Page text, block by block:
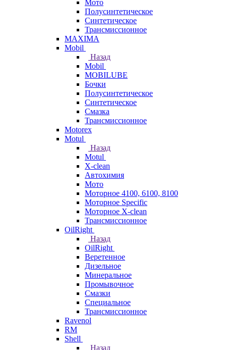
Мото
Полусинтетическое
Синтетическое
Трансмиссионное
MAXIMA
Mobil
Назад
Mobil
MOBILUBE
Бочки
Полусинтетическое
Синтетическое
Смазка
Трансмиссионное
Motorex
Motul
Назад
Motul
X-clean
Автохимия
Мото
Моторное 4100, 6100, 8100
Моторное Specific
Моторное X-clean
Трансмиссионное
OilRight
Назад
OilRight
Веретенное
Дизельное
Минеральное
Промывочное
Смазки
Специальное
Трансмиссионное
Ravenol
RM
Shell
Назад